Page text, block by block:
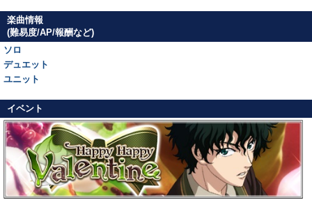
楽曲情報
(難易度/AP/報酬など)
ソロ
デュエット
ユニット
イベント